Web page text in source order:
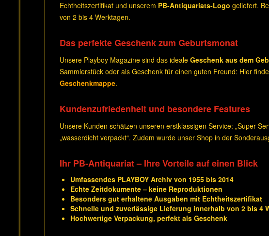
Echtheitszertifikat und unserem PB-Antiquariats-Logo geliefert.
von 2 bis 4 Werktagen.
Das perfekte Geschenk zum Geburtsmonat
Unsere Playboy Magazine sind das ideale Geschenk aus dem
Sammlerstück oder als Geschenk für einen guten Freund: Hier
Geschenkmappe.
Kundenzufriedenheit und besondere Features
Unsere Kunden schätzen unseren erstklassigen Service: „Super
„wasserdicht verpackt“. Zudem wurde unser Shop in der
Ihr PB-Antiquariat – Ihre Vorteile auf einen Blick
Umfassendes PLAYBOY Archiv von 1955 bis 2014
Echte Zeitdokumente – keine Reproduktionen
Besonders gut erhaltene Ausgaben mit Echtheitszertifikat
Schnelle und zuverlässige Lieferung innerhalb von 2 bis 4
Hochwertige Verpackung, perfekt als Geschenk